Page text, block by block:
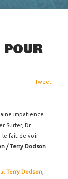
Tweet
impatience
Surfer, Dr
le fait de voir
/ Terry Dodson
Terry Dodson